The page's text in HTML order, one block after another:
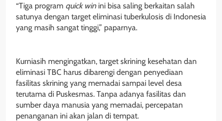
“Tiga program quick winini bisa saling berkaitan salah
satunya dengan target eliminasi tuberkulosis di Indonesia
yang masih sangat tinggi,” paparnya.
Kurniasih mengingatkan, target skrining kesehatan dan
eliminasi TBC harus dibarengi dengan penyediaan
fasilitas skrining yang memadai sampai level desa
terutama di Puskesmas. Tanpa adanya fasilitas dan
sumber daya manusia yang memadai, percepatan
penanganan ini akan jalan di tempat.